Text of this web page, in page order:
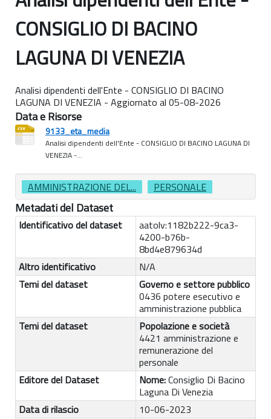
CONSIGLIO DI BACINO
LAGUNA DI VENEZIA
Analisi dipendenti dell'Ente - CONSIGLIO DI BACINO
LAGUNA DI VENEZIA - Aggiornato al 05-08-2026
Data e Risorse
9133_eta_media
Analisi dipendenti dell'Ente - CONSIGLIO DI BACINO LAGUNA DI
VENEZIA -...
AMMINISTRAZIONE DEL... PERSONALE
Metadati del Dataset
Identificativo del dataset
aatolv:1182b222-9ca3-
4200-b76b-
8bd4e879634d
Altro identificativo
N/A
Temi del dataset
Governo e settore pubblico
0436 potere esecutivo e
amministrazione pubblica
Temi del dataset
Popolazione e società
4421 amministrazione e
remunerazione del
personale
Editore del Dataset
Nome:Consiglio Di Bacino
Laguna Di Venezia
Data di rilascio
10-06-2023